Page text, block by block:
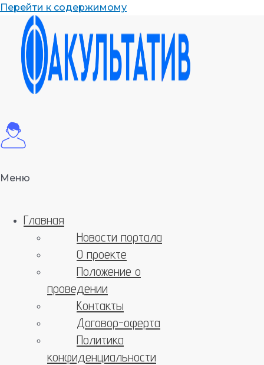
Перейти к содержимому
Меню
Главная
Новости портала
О проекте
Положение о
проведении
Контакты
Договор-оферта
Политика
конфиденциальности